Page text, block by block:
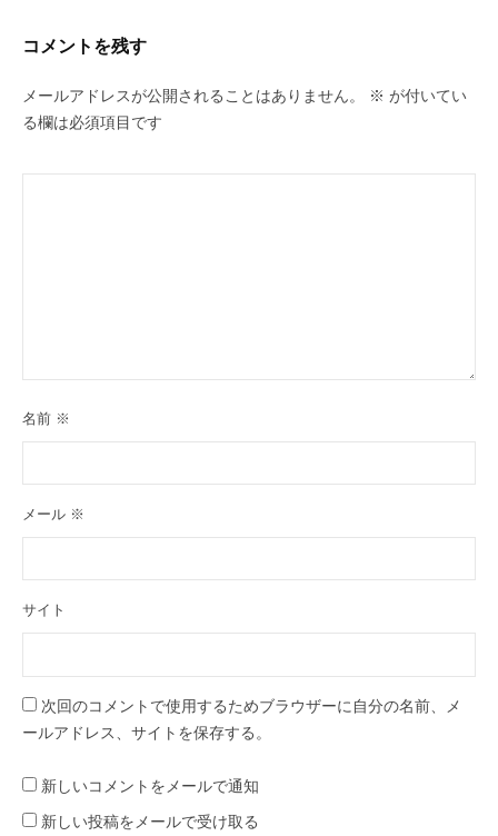
コメントを残す
メールアドレスが公開されることはありません。 ※ が付いてい
る欄は必須項目です
名前 ※
メール ※
サイト
次回のコメントで使用するためブラウザーに自分の名前、メ
ールアドレス、サイトを保存する。
新しいコメントをメールで通知
新しい投稿をメールで受け取る